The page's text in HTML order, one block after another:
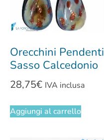
Orecchini Pendenti
Sasso Calcedonio
28,75€ IVA inclusa
Aggiungi al carrello